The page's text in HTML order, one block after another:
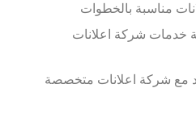
مناسبة بالخطوات
خدمات شركة اعلانات
مع شركة اعلانات متخصصة